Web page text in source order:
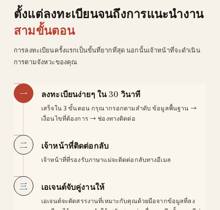
ตั้งแต่ลงทะเบียนจนถึงการแนะนำงาน
สามขั้นตอน
การลงทะเบียนครั้งแรกเป็นขั้นที่ยากที่สุด นอกนั้นเจ้าหน้าที่จะดำเนิน
การตามจังหวะของคุณ
一 ลงทะเบียนง่ายๆ ใน 30 วินาที
เสร็จใน 3 ขั้นตอน กรุณากรอกตามลำดับ ข้อมูลพื้นฐาน →
เงื่อนไขที่ต้องการ → ช่องทางติดต่อ
二 เจ้าหน้าที่ติดต่อกลับ
เจ้าหน้าที่ที่รองรับภาษาแม่จะติดต่อกลับทางอีเมล
三 เอเจนต์จับคู่งานให้
เอเจนต์จะคัดสรรงานที่เหมาะกับคุณด้วยมือจากข้อมูลที่ลง